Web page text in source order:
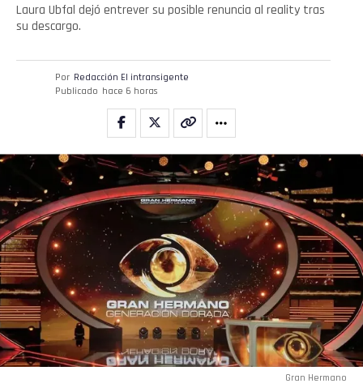
Laura Ubfal dejó entrever su posible renuncia al reality tras
su descargo.
Por Redacción El intransigente
Publicado hace 6 horas
Gran Hermano